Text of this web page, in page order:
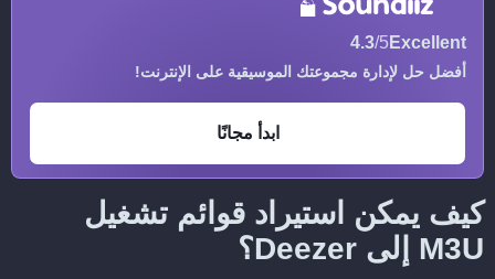
Excellent
4.3/5
أفضل حل لإدارة مجموعتك الموسيقية على الإنترنت!
ابدأ مجانًا
كيف يمكن استيراد قوائم تشغيل
M3U إلى Deezer؟